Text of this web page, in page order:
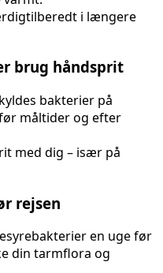
i længere
brug håndsprit
bakterier på
måltider og efter
med dig – især på
rejsen
en uge før
din tarmflora og